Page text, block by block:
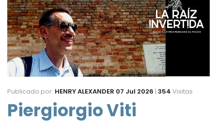
Publicado por: HENRY ALEXANDER 07 Jul 2026 | 354 Visitas
Piergiorgio Viti